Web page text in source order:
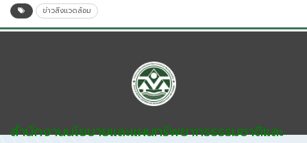
ข่าวสิ่งแวดล้อม
สำนักงานนโยบายและแผนทรัพยากรธรรมชาติและ